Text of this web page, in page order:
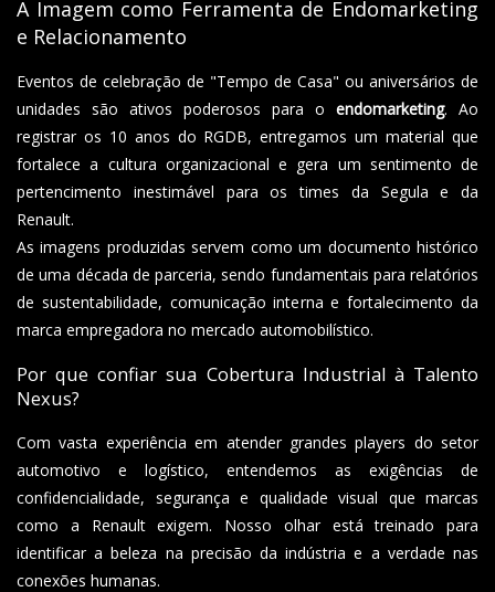
A Imagem como Ferramenta de Endomarketing
e Relacionamento
Eventos de celebração de "Tempo de Casa" ou aniversários de
unidades são ativos poderosos para o endomarketing. Ao
registrar os 10 anos do RGDB, entregamos um material que
fortalece a cultura organizacional e gera um sentimento de
pertencimento inestimável para os times da Segula e da
Renault.
As imagens produzidas servem como um documento histórico
de uma década de parceria, sendo fundamentais para relatórios
de sustentabilidade, comunicação interna e fortalecimento da
marca empregadora no mercado automobilístico.
Por que confiar sua Cobertura Industrial à Talento
Nexus?
Com vasta experiência em atender grandes players do setor
automotivo e logístico, entendemos as exigências de
confidencialidade, segurança e qualidade visual que marcas
como a Renault exigem. Nosso olhar está treinado para
identificar a beleza na precisão da indústria e a verdade nas
conexões humanas.